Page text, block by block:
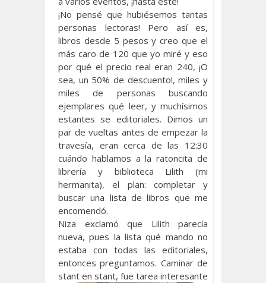
¡No pensé que hubiésemos tantas
personas lectoras! Pero así es,
libros desde 5 pesos y creo que el
más caro de 120 que yo miré y eso
por qué el precio real eran 240, ¡O
sea, un 50% de descuento!, miles y
miles de personas buscando
ejemplares qué leer, y muchísimos
estantes se editoriales. Dimos un
par de vueltas antes de empezar la
travesía, eran cerca de las 12:30
cuándo hablamos a la ratoncita de
librería y biblioteca Lilith (mi
hermanita), el plan: completar y
buscar una lista de libros que me
encomendó.
Niza exclamó que Lilith parecía
nueva, pues la lista qué mando no
estaba con todas las editoriales,
entonces preguntamos. Caminar de
stant en stant, fue tarea interesante